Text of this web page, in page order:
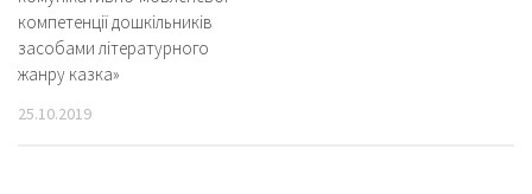
компетенції дошкільників
засобами літературного
жанру казка»
25.10.2019